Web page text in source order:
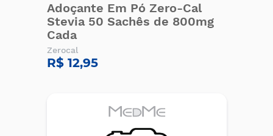
Adoçante Em Pó Zero-Cal
Stevia 50 Sachês de 800mg
Cada
Zerocal
R$ 12,95